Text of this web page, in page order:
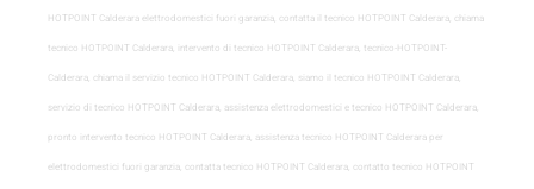
HOTPOINT Calderara elettrodomestici fuori garanzia, contatta il tecnico HOTPOINT Calderara, chiama
tecnico HOTPOINT Calderara, intervento di tecnico HOTPOINT Calderara, tecnico-HOTPOINT-
Calderara, chiama il servizio tecnico HOTPOINT Calderara, siamo il tecnico HOTPOINT Calderara,
servizio di tecnico HOTPOINT Calderara, assistenza elettrodomestici e tecnico HOTPOINT Calderara,
pronto intervento tecnico HOTPOINT Calderara, assistenza tecnico HOTPOINT Calderara per
elettrodomestici fuori garanzia, contatta tecnico HOTPOINT Calderara, contatto tecnico HOTPOINT